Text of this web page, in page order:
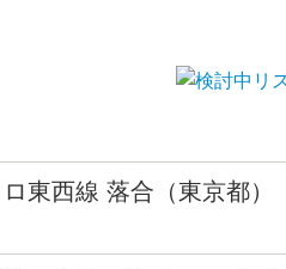
東西線 落合（東京都